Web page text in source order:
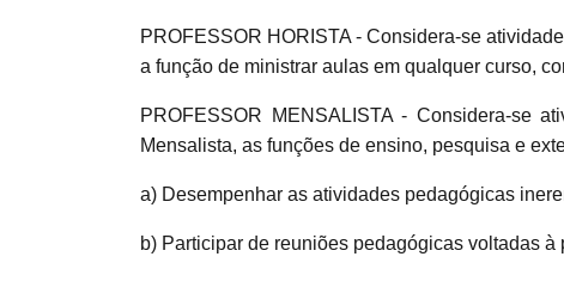
PROFESSOR HORISTA - Considera-se
a função de ministrar aulas em qualquer curso,
PROFESSOR MENSALISTA - Considera-se
Mensalista, as funções de ensino, pesquisa e
a) Desempenhar as atividades pedagógicas
b) Participar de reuniões pedagógicas voltadas à